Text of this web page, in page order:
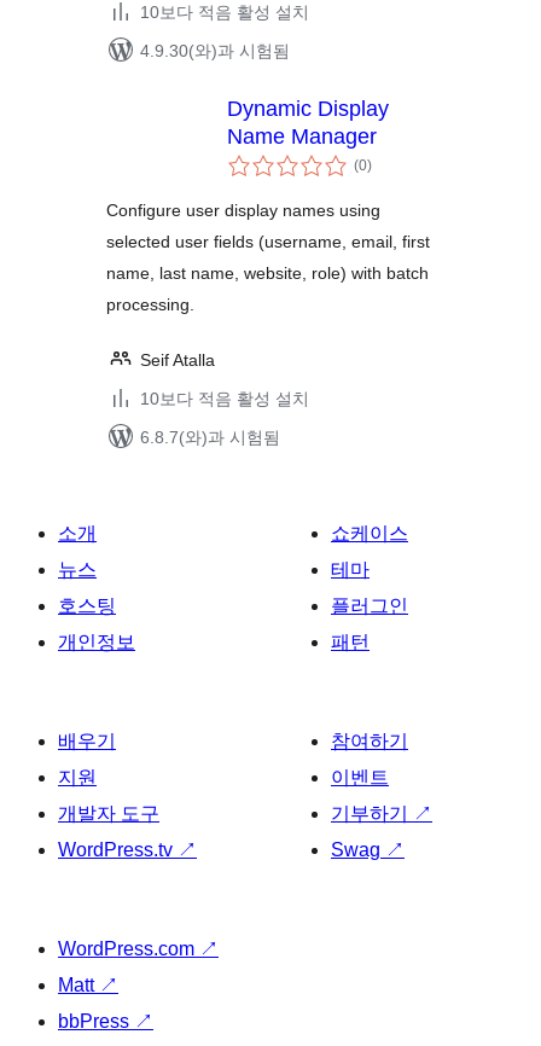
10보다 적음 활성 설치
4.9.30(와)과 시험됨
Dynamic Display
Name Manager
(0전
체)
Configure user display names using
selected user fields (username, email, first
name, last name, website, role) with batch
processing.
Seif Atalla
10보다 적음 활성 설치
6.8.7(와)과 시험됨
소개
뉴스
호스팅
개인정보
쇼케이스
테마
플러그인
패턴
배우기
지원
개발자 도구
WordPress.tv ↗
참여하기
이벤트
기부하기
↗
Swag ↗
WordPress.com ↗
Matt ↗
bbPress ↗